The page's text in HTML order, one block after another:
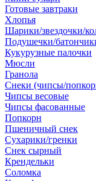
Готовые завтраки
Хлопья
Шарики/звездочки/
Подушечки/
Кукурузные палочки
Мюсли
Гранола
Снеки (чипсы/
Чипсы весовые
Чипсы фасованные
Попкорн
Пшеничный снек
Сухарики/гренки
Снек сырный
Крендельки
Соломка